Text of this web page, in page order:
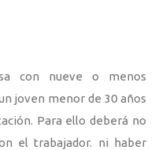
con nueve o menos
joven menor de 30 años
Para ello deberá no
el trabajador. ni haber